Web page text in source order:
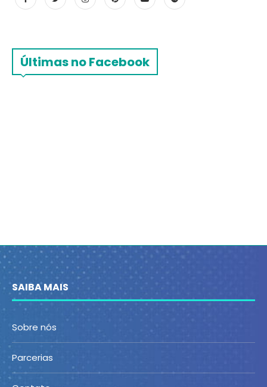
Últimas no Facebook
SAIBA MAIS
Sobre nós
Parcerias